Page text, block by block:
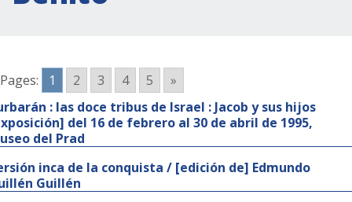
Pages: 1 2 3 4 5
»
: las doce tribus de Israel : Jacob y sus hijos
del 16 de febrero al 30 de abril de 1995,
del Prad
inca de la conquista / [edición de] Edmundo
Guillén